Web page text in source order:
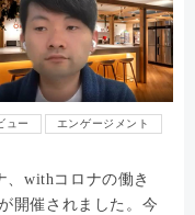
ュー エンゲージメント
、withコロナの働き
開催されました。今